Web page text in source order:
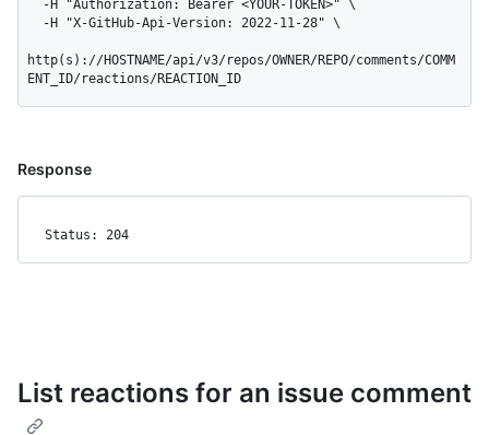
http(s)://HOSTNAME/api/v3/repos/OWNER/REPO/comments/COMM
ENT_ID/reactions/REACTION_ID
Response
Status: 204
List reactions for an issue comment